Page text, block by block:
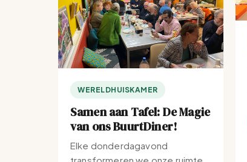
WERELDHUISKAMER
Samen aan Tafel: De Magie
van ons BuurtDiner!
Elke donderdagavond